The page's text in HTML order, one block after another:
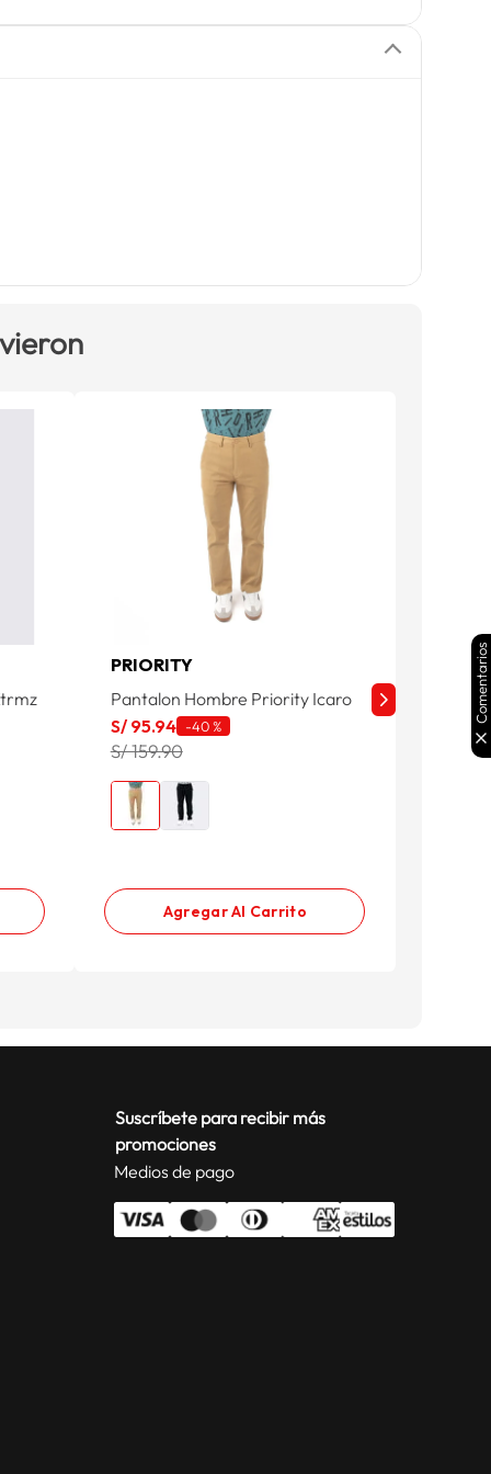
PRIORITY
Pantalon Hombre Priority Icaro
S/ 95.94 -40 %
S/ 159.90
Agregar Al Carrito
149.
Suscríbete para recibir más
promociones
Medios de pago
Comentarios